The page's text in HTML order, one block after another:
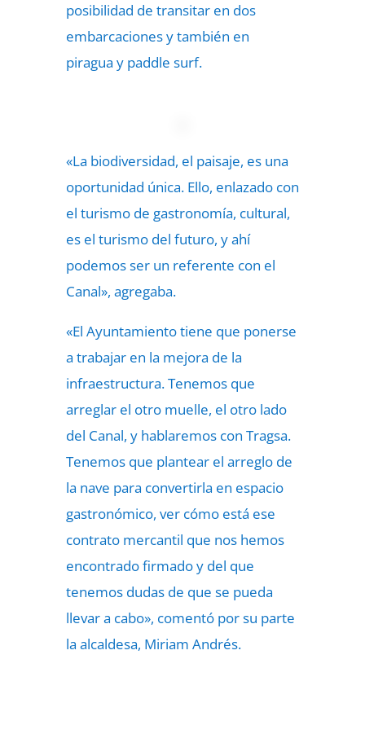
posibilidad de transitar en dos
embarcaciones y también en
piragua y paddle surf.
«La biodiversidad, el paisaje, es una
oportunidad única. Ello, enlazado con
el turismo de gastronomía, cultural,
es el turismo del futuro, y ahí
podemos ser un referente con el
Canal», agregaba.
«El Ayuntamiento tiene que ponerse
a trabajar en la mejora de la
infraestructura. Tenemos que
arreglar el otro muelle, el otro lado
del Canal, y hablaremos con Tragsa.
Tenemos que plantear el arreglo de
la nave para convertirla en espacio
gastronómico, ver cómo está ese
contrato mercantil que nos hemos
encontrado firmado y del que
tenemos dudas de que se pueda
llevar a cabo», comentó por su parte
la alcaldesa, Miriam Andrés.